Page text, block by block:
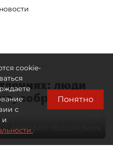
люди
собранное
Автор фото:
cookie-
с
и
Понятно